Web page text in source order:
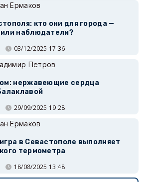
Ермаков
кто они для города —
наблюдатели?
03/12/2025 17:36
Петров
нержавеющие сердца
29/09/2025 19:28
Ермаков
в Севастополе выполняет
термометра
18/08/2025 13:48